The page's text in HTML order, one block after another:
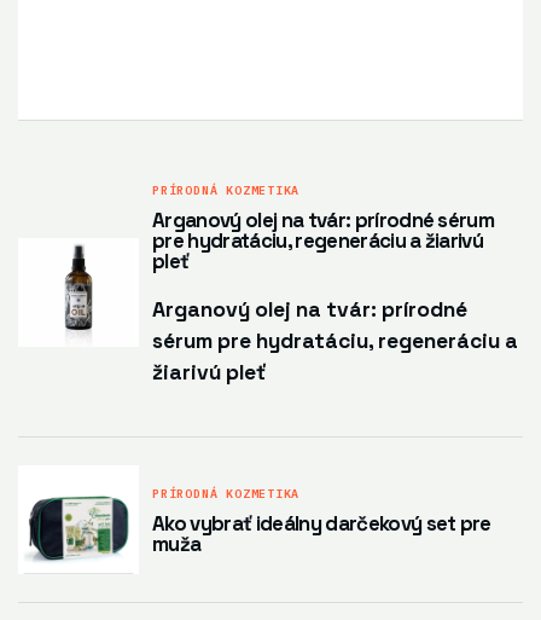
PRÍRODNÁ KOZMETIKA
Arganový olej na tvár: prírodné sérum
pre hydratáciu, regeneráciu a žiarivú
pleť
Arganový olej na tvár: prírodné
sérum pre hydratáciu, regeneráciu a
žiarivú pleť
PRÍRODNÁ KOZMETIKA
Ako vybrať ideálny darčekový set pre
muža